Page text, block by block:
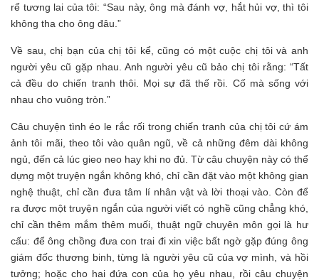
rể tương lai của tôi: “Sau này, ông mà đánh vợ, hắt hủi vợ, thì tôi
không tha cho ông đâu.”
Về sau, chị bạn của chị tôi kể, cũng có một cuộc chị tôi và anh
người yêu cũ gặp nhau. Anh người yêu cũ bảo chị tôi rằng: “Tất
cả đều do chiến tranh thôi. Mọi sự đã thế rồi. Cố mà sống với
nhau cho vuông tròn.”
Câu chuyện tình éo le rắc rối trong chiến tranh của chị tôi cứ ám
ảnh tôi mãi, theo tôi vào quân ngũ, về cả những đêm dài không
ngủ, đến cả lúc gieo neo hay khi no đủ. Từ câu chuyện này có thể
dựng một truyện ngắn không khó, chỉ cần đặt vào một không gian
nghệ thuật, chỉ cần đưa tâm lí nhân vật và lời thoại vào. Còn để
ra được một truyện ngắn của người viết có nghề cũng chẳng khó,
chỉ cần thêm mắm thêm muối, thuật ngữ chuyên môn gọi là hư
cấu: để ông chồng đưa con trai đi xin việc bất ngờ gặp đúng ông
giám đốc thương binh, từng là người yêu cũ của vợ mình, và hồi
tưởng; hoặc cho hai đứa con của họ yêu nhau, rồi câu chuyện